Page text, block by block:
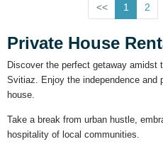
<< 1 2
Private House
Discover the perfect getaway amidst
Svitiaz. Enjoy the independence and
house.
Take a break from urban hustle,
hospitality of local communities.